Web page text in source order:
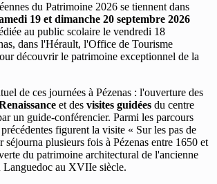
du Patrimoine 2026 se tiennent dans
19 et dimanche 20 septembre 2026
au public scolaire le vendredi 18
dans l'Hérault, l'Office de Tourisme
découvrir le patrimoine exceptionnel de la
de ces journées à Pézenas : l'ouverture des
et des visites guidées du centre
un guide-conférencier. Parmi les parcours
figurent la visite « Sur les pas de
plusieurs fois à Pézenas entre 1650 et
du patrimoine architectural de l'ancienne
Languedoc au XVIIe siècle.